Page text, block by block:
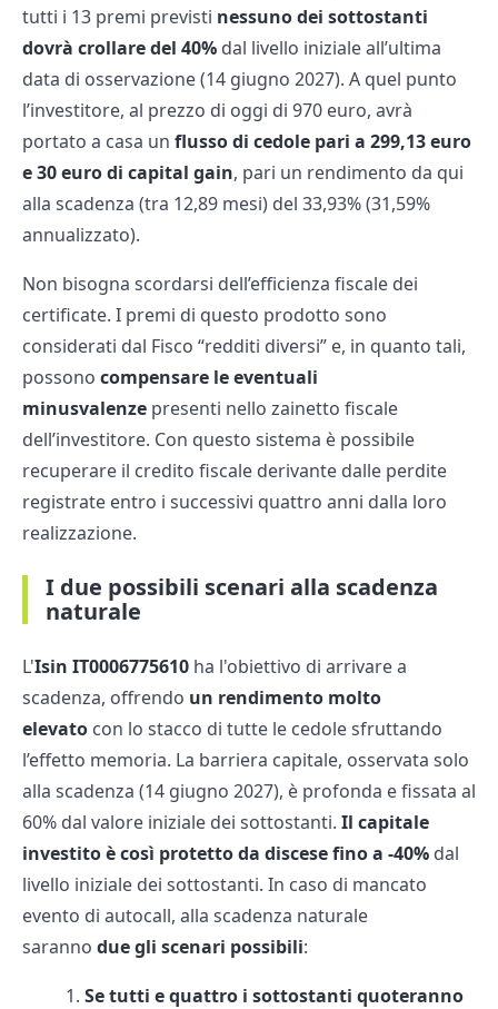
tutti i 13 premi previsti nessuno dei sottostanti
dovrà crollare del 40% dal livello iniziale all’ultima
data di osservazione (14 giugno 2027). A quel punto
l’investitore, al prezzo di oggi di 970 euro, avrà
portato a casa un flusso di cedole pari a 299,13 euro
e 30 euro di capital gain, pari un rendimento da qui
alla scadenza (tra 12,89 mesi) del 33,93% (31,59%
annualizzato).
Non bisogna scordarsi dell’efficienza fiscale dei
certificate. I premi di questo prodotto sono
considerati dal Fisco “redditi diversi” e, in quanto tali,
possono compensare le eventuali
minusvalenze presenti nello zainetto fiscale
dell’investitore. Con questo sistema è possibile
recuperare il credito fiscale derivante dalle perdite
registrate entro i successivi quattro anni dalla loro
realizzazione.
I due possibili scenari alla scadenza
naturale
L'Isin IT0006775610 ha l'obiettivo di arrivare a
scadenza, offrendo un rendimento molto
elevato con lo stacco di tutte le cedole sfruttando
l’effetto memoria. La barriera capitale, osservata solo
alla scadenza (14 giugno 2027), è profonda e fissata al
60% dal valore iniziale dei sottostanti. Il capitale
investito è così protetto da discese fino a -40% dal
livello iniziale dei sottostanti. In caso di mancato
evento di autocall, alla scadenza naturale
saranno due gli scenari possibili:
Se tutti e quattro i sottostanti quoteranno